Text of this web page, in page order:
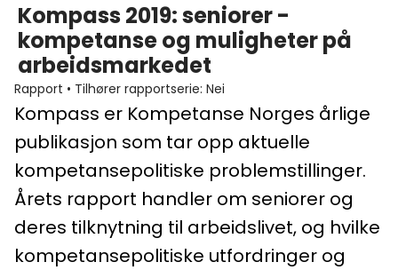
Kompass 2019: seniorer -
kompetanse og muligheter på
arbeidsmarkedet
Rapport • Tilhører rapportserie: Nei
Kompass er Kompetanse Norges årlige
publikasjon som tar opp aktuelle
kompetansepolitiske problemstillinger.
Årets rapport handler om seniorer og
deres tilknytning til arbeidslivet, og hvilke
kompetansepolitiske utfordringer og